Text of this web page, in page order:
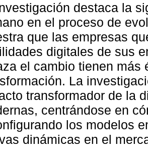
destaca la
en el proceso de
que las empresas
digitales de sus
el cambio tienen más
La
transformador de la
centrándose en
los modelos
dinámicas en el